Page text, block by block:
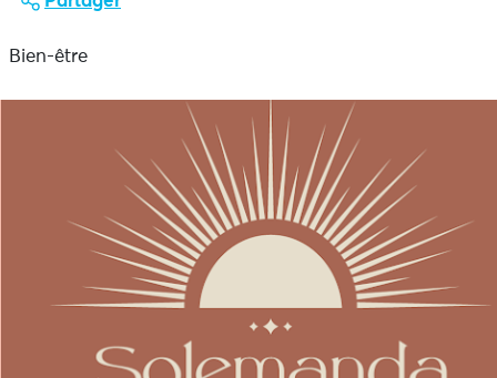
Bien-être